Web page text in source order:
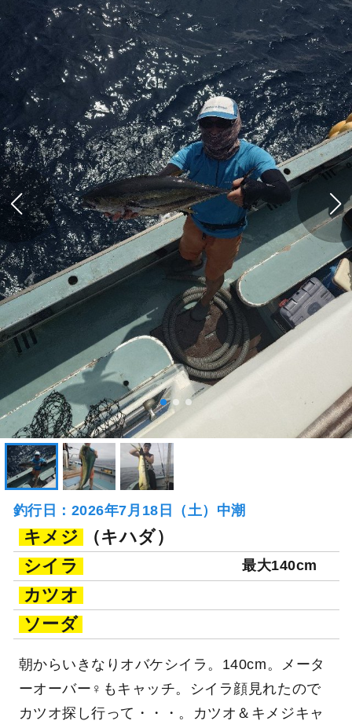
釣行日：2026年7月18日（土）中潮
キメジ
（キハダ）
シイラ
最大140cm
カツオ
ソーダ
朝からいきなりオバケシイラ。140cm。メータ
ーオーバー♀もキャッチ。シイラ顔見れたので
カツオ探し行って・・・。カツオ＆キメジキャ